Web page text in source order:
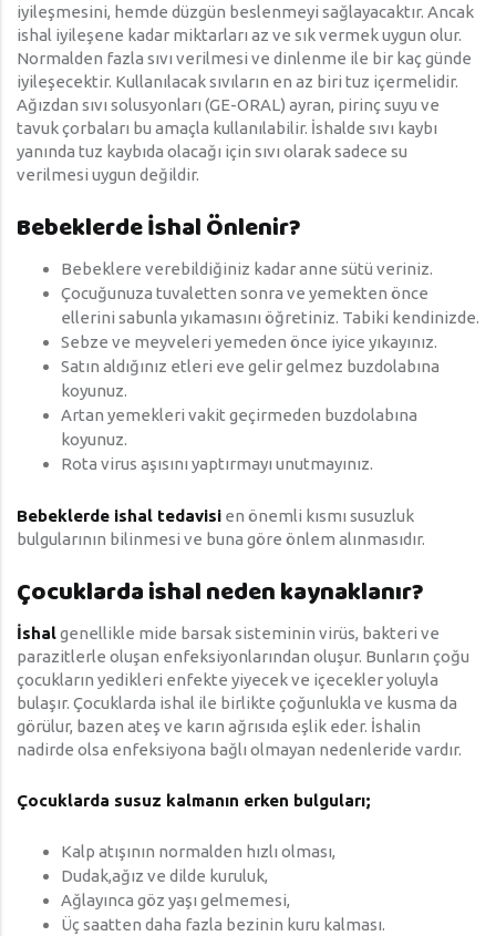
iyileşmesini, hemde düzgün beslenmeyi sağlayacaktır. Ancak
ishal iyileşene kadar miktarları az ve sık vermek uygun olur.
Normalden fazla sıvı verilmesi ve dinlenme ile bir kaç günde
iyileşecektir. Kullanılacak sıvıların en az biri tuz içermelidir.
Ağızdan sıvı solusyonları (GE-ORAL) ayran, pirinç suyu ve
tavuk çorbaları bu amaçla kullanılabilir. İshalde sıvı kaybı
yanında tuz kaybıda olacağı için sıvı olarak sadece su
verilmesi uygun değildir.
Bebeklerde İshal Önlenir?
Bebeklere verebildiğiniz kadar anne sütü veriniz.
Çocuğunuza tuvaletten sonra ve yemekten önce
ellerini sabunla yıkamasını öğretiniz. Tabiki kendinizde.
Sebze ve meyveleri yemeden önce iyice yıkayınız.
Satın aldığınız etleri eve gelir gelmez buzdolabına
koyunuz.
Artan yemekleri vakit geçirmeden buzdolabına
koyunuz.
Rota virus aşısını yaptırmayı unutmayınız.
Bebeklerde ishal tedavisi en önemli kısmı susuzluk
bulgularının bilinmesi ve buna göre önlem alınmasıdır.
Çocuklarda ishal neden kaynaklanır?
İshalgenellikle mide barsak sisteminin virüs, bakteri ve
parazitlerle oluşan enfeksiyonlarından oluşur. Bunların çoğu
çocukların yedikleri enfekte yiyecek ve içecekler yoluyla
bulaşır. Çocuklarda ishal ile birlikte çoğunlukla ve kusma da
görülur, bazen ateş ve karın ağrısıda eşlik eder. İshalin
nadirde olsa enfeksiyona bağlı olmayan nedenleride vardır.
Çocuklarda susuz kalmanın erken bulguları;
Kalp atışının normalden hızlı olması,
Dudak,ağız ve dilde kuruluk,
Ağlayınca göz yaşı gelmemesi,
Üç saatten daha fazla bezinin kuru kalması.